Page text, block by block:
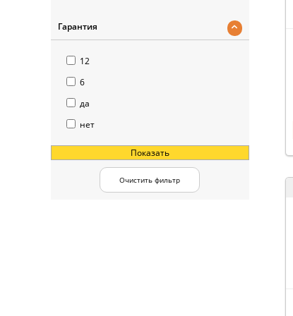
Гарантия
12
6
да
нет
Показать
Очистить фильтр